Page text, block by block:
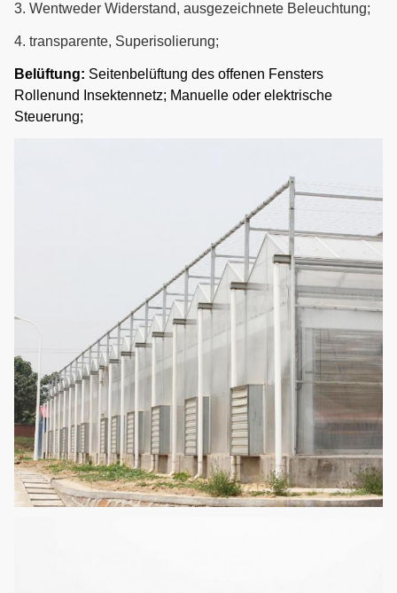
3. Wentweder Widerstand, ausgezeichnete Beleuchtung;
4. transparente, Superisolierung;
Belüftung: Seitenbelüftung des offenen Fensters
Rollenund Insektennetz; Manuelle oder elektrische
Steuerung;